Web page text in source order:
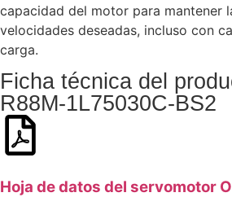
capacidad del motor para mantener
velocidades deseadas, incluso con
carga.
Ficha técnica del
R88M-1L75030C-BS2
Hoja de datos del servomotor